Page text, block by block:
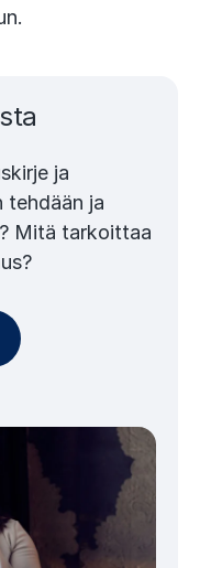
ja
tehdään ja
Mitä tarkoittaa